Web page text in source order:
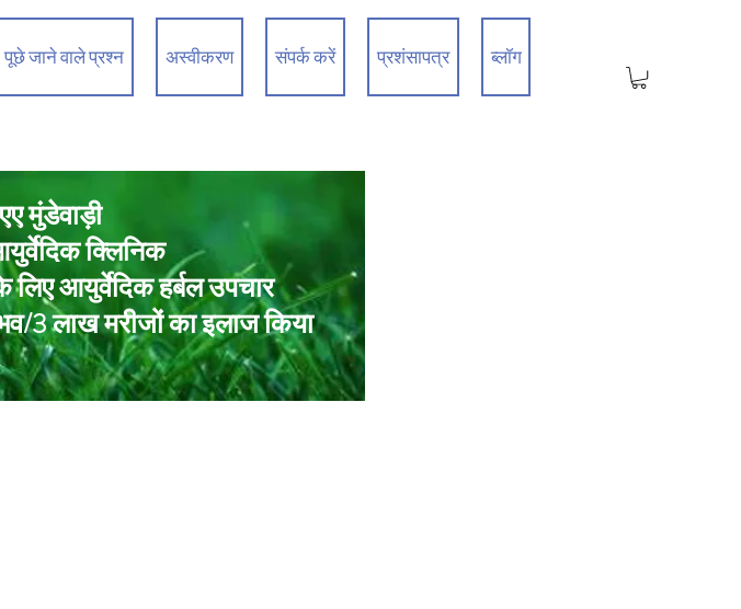
पूछे जाने वाले प्रश्न अस्वीकरण संपर्क करें प्रशंसापत्र ब्लॉग
मुंडेवाड़ी
क्लिनिक
लिए आयुर्वेदिक हर्बल उपचार
3 लाख मरीजों का इलाज किया